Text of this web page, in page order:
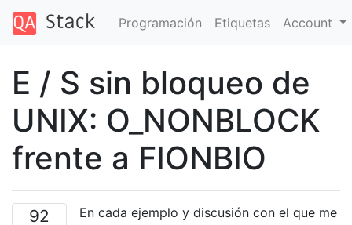
Programación Etiquetas Account
E / S sin bloqueo de
UNIX: O_NONBLOCK
frente a FIONBIO
92
En cada ejemplo y discusión con el que me